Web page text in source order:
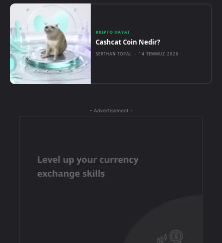
KRIPTO HAYAT
Cashcat Coin Nedir?
SERTHAN TOPAL - 14 TEMMUZ 2026
- Advertisement -